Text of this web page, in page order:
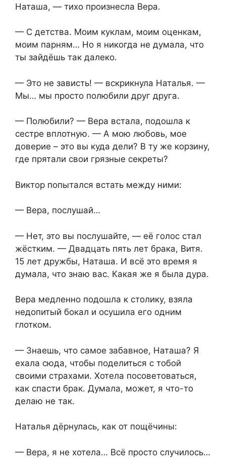
Наташа, — тихо произнесла Вера.
— С детства. Моим куклам, моим оценкам,
моим парням… Но я никогда не думала, что
ты зайдёшь так далеко.
— Это не зависть! — вскрикнула Наталья. —
Мы… мы просто полюбили друг друга.
— Полюбили? — Вера встала, подошла к
сестре вплотную. — А мою любовь, мое
доверие – это вы куда дели? В ту же корзину,
где прятали свои грязные секреты?
Виктор попытался встать между ними:
— Вера, послушай…
— Нет, это вы послушайте, — её голос стал
жёстким. — Двадцать пять лет брака, Витя.
15 лет дружбы, Наташа. И всё это время я
думала, что знаю вас. Какая же я была дура.
Вера медленно подошла к столику, взяла
недопитый бокал и осушила его одним
глотком.
— Знаешь, что самое забавное, Наташа? Я
ехала сюда, чтобы поделиться с тобой
своими страхами. Хотела посоветоваться,
как спасти брак. Думала, может, я что-то
делаю не так.
Наталья дёрнулась, как от пощёчины:
— Вера, я не хотела… Всё просто случилось…